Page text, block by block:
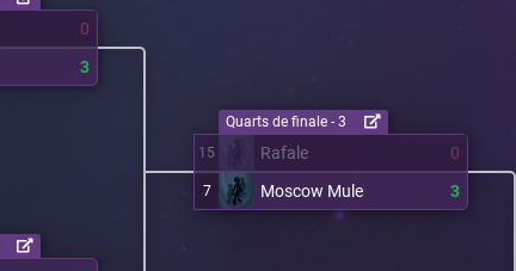
0
3
15 Rafale 0
7 Moscow Mule 3
Quarts de finale - 3